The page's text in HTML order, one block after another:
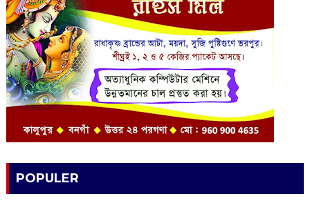
POPULER